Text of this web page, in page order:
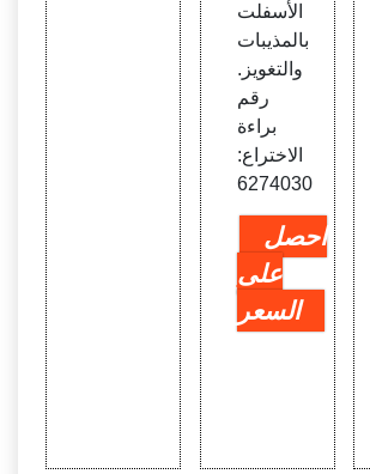
الأسفلت
بالمذيبات
والتغويز.
رقم
براءة
الاختراع:
6274030
احصل
على
السعر